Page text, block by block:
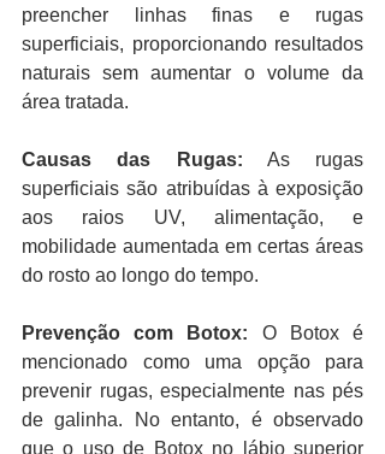
preencher linhas finas e rugas
superficiais, proporcionando resultados
naturais sem aumentar o volume da
área tratada.
Causas das Rugas: As rugas
superficiais são atribuídas à exposição
aos raios UV, alimentação, e
mobilidade aumentada em certas áreas
do rosto ao longo do tempo.
Prevenção com Botox: O Botox é
mencionado como uma opção para
prevenir rugas, especialmente nas pés
de galinha. No entanto, é observado
que o uso de Botox no lábio superior